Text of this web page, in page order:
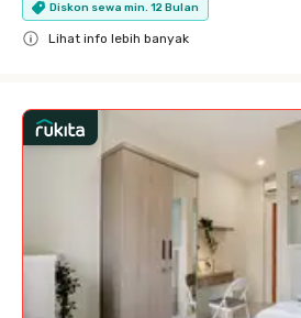
Diskon sewa min. 12 Bulan
Lihat info lebih banyak